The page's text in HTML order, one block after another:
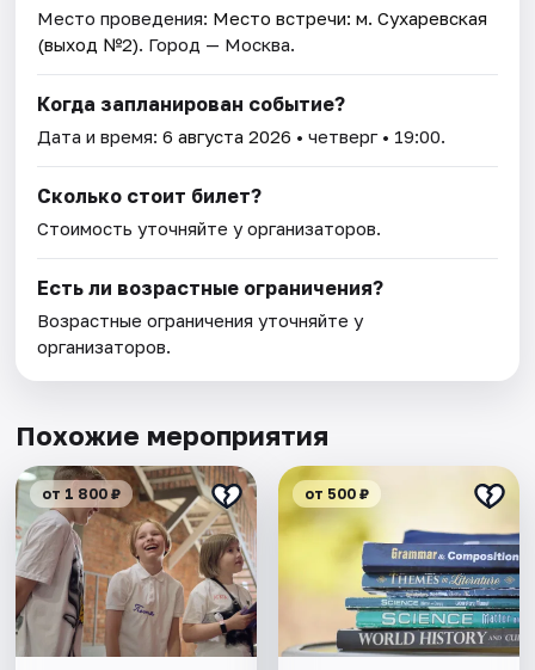
Место проведения: Место встречи: м. Сухаревская
(выход №2). Город — Москва.
Когда запланирован событие?
Дата и время:6 августа 2026 • четверг • 19:00.
Сколько стоит билет?
Стоимость уточняйте у организаторов.
Есть ли возрастные ограничения?
Возрастные ограничения уточняйте у
организаторов.
Похожие мероприятия
от 1 800 ₽ от 500 ₽